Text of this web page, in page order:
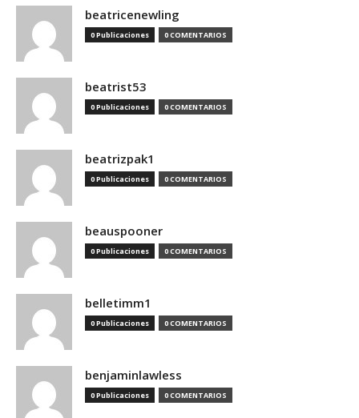
beatricenewling
0 Publicaciones 0 COMENTARIOS
beatrist53
0 Publicaciones 0 COMENTARIOS
beatrizpak1
0 Publicaciones 0 COMENTARIOS
beauspooner
0 Publicaciones 0 COMENTARIOS
belletimm1
0 Publicaciones 0 COMENTARIOS
benjaminlawless
0 Publicaciones 0 COMENTARIOS